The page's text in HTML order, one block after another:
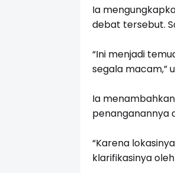
Ia
debat tersebut.
“Ini menjadi
segala macam,”
Ia
penanganannya
“Karena
klarifikasinya